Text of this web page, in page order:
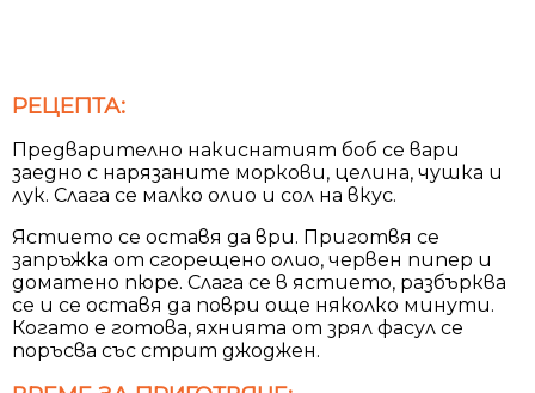
РЕЦЕПТА:
Предварително накиснатият боб се вари
заедно с нарязаните моркови, целина, чушка и
лук. Слага се малко олио и сол на вкус.
Ястието се оставя да ври. Приготвя се
запръжка от сгорещено олио, червен пипер и
доматено пюре. Слага се в ястието, разбърква
се и се оставя да поври още няколко минути.
Когато е готова, яхнията от зрял фасул се
поръсва със стрит джоджен.